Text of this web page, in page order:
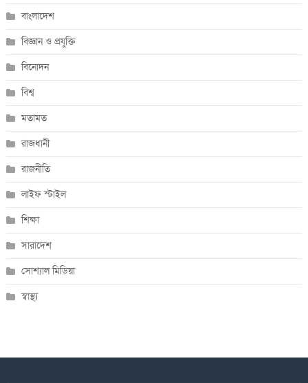
বাংলাদেশ
বিজ্ঞান ও প্রযুক্তি
বিনোদন
বিশ্ব
মতামত
রাজধানী
রাজনীতি
লাইফ স্টাইল
শিক্ষা
সারাদেশ
সোশ্যাল মিডিয়া
স্বাস্থ্য